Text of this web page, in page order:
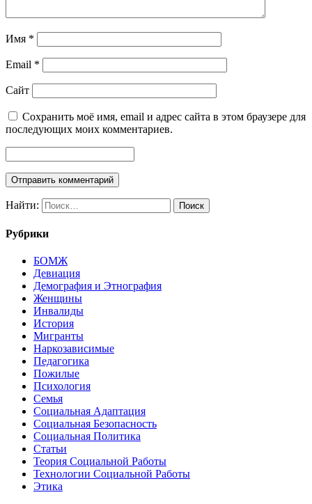
Имя *
Email *
Сайт
Сохранить моё имя, email и адрес сайта в этом браузере для
последующих моих комментариев.
Найти:
Рубрики
БОМЖ
Девиация
Демография и Этнография
Женщины
Инвалиды
История
Мигранты
Наркозависимые
Педагогика
Пожилые
Психология
Семья
Социальная Адаптация
Социальная Безопасность
Социальная Политика
Статьи
Теория Социальной Работы
Технологии Социальной Работы
Этика